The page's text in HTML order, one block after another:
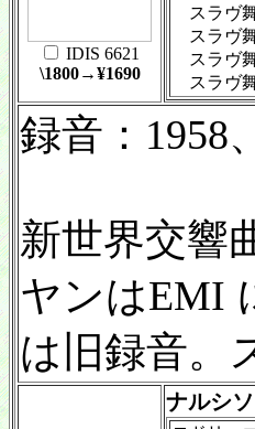
IDIS 6621
\1800→¥1690
スラヴ
スラヴ
スラヴ
スラヴ
録音：1958
新世界交響
ヤンはEMI
は旧録音。
ナルシ